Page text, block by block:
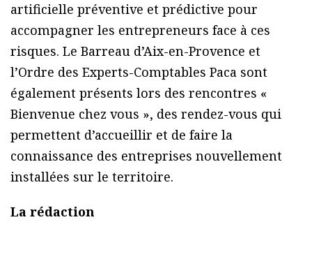
artificielle préventive et prédictive pour
accompagner les entrepreneurs face à ces
risques. Le Barreau d’Aix-en-Provence et
l’Ordre des Experts-Comptables Paca sont
également présents lors des rencontres «
Bienvenue chez vous », des rendez-vous qui
permettent d’accueillir et de faire la
connaissance des entreprises nouvellement
installées sur le territoire.
La rédaction